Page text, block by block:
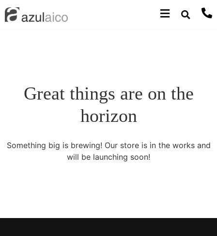
Great things are on the
horizon
Something big is brewing! Our store is in the works and
will be launching soon!